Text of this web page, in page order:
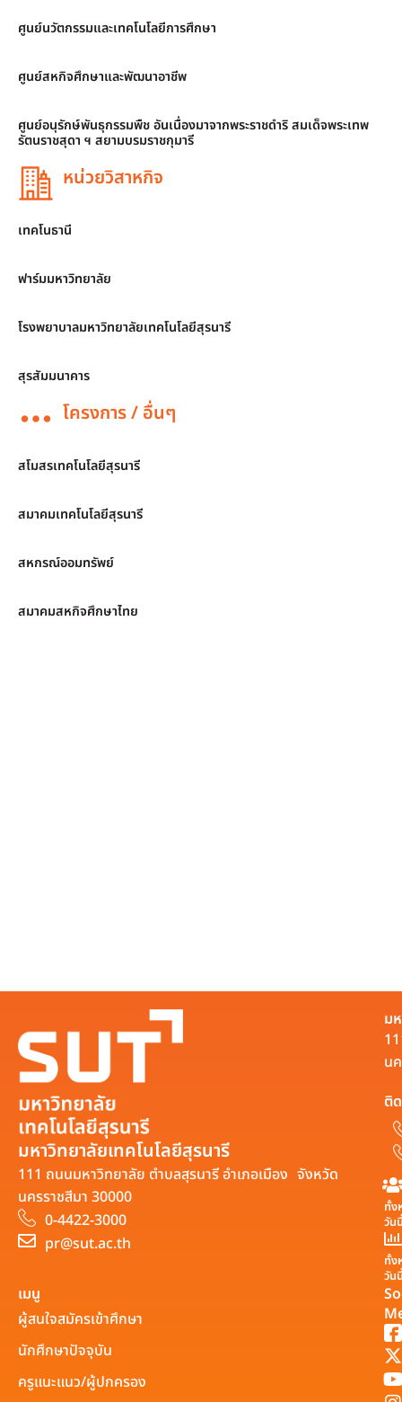
ศูนย์นวัตกรรมและเทคโนโลยีการศึกษา
ศูนย์สหกิจศึกษาและพัฒนาอาชีพ
ศูนย์อนุรักษ์พันธุกรรมพืช อันเนื่องมาจากพระราชดำริ สมเด็จพระเทพ
รัตนราชสุดา ฯ สยามบรมราชกุมารี
หน่วยวิสาหกิจ
เทคโนธานี
ฟาร์มมหาวิทยาลัย
โรงพยาบาลมหาวิทยาลัยเทคโนโลยีสุรนารี
สุรสัมมนาคาร
โครงการ / อื่นๆ
สโมสรเทคโนโลยีสุรนารี
สมาคมเทคโนโลยีสุรนารี
สหกรณ์ออมทรัพย์
สมาคมสหกิจศึกษาไทย
มหาวิทยาลัยเทคโนโลยีสุรนารี
111 ถนนมหาวิทยาลัย ตำบลสุรนารี อำเภอเมือง จังหวัด
นครราชสีมา 30000
0-4422-3000
pr@sut.ac.th
ม
น
ติ
ทั้ง
วัน
ทั้ง
วัน
เมนู
ผู้สนใจสมัครเข้าศึกษา
นักศึกษาปัจจุบัน
ครูแนะแนว/ผู้ปกครอง